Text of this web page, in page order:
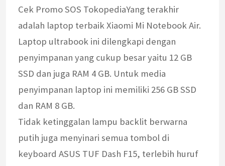
Cek Promo SOS TokopediaYang terakhir
adalah laptop terbaik Xiaomi Mi Notebook Air.
Laptop ultrabook ini dilengkapi dengan
penyimpanan yang cukup besar yaitu 12 GB
SSD dan juga RAM 4 GB. Untuk media
penyimpanan laptop ini memiliki 256 GB SSD
dan RAM 8 GB.
Tidak ketinggalan lampu backlit berwarna
putih juga menyinari semua tombol di
keyboard ASUS TUF Dash F15, terlebih huruf